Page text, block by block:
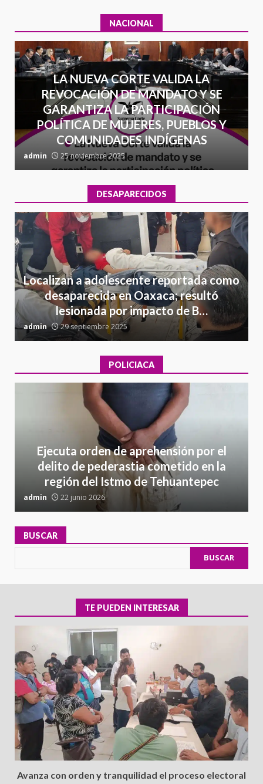
NACIONAL
LA NUEVA CORTE VALIDA LA
REVOCACIÓN DE MANDATO Y SE
GARANTIZA LA PARTICIPACIÓN
POLÍTICA DE MUJERES, PUEBLOS Y
COMUNIDADES INDÍGENAS
admin 25 noviembre 2025
DESAPARECIDOS
Localizan a adolescente reportada como
desaparecida en Oaxaca; resultó
lesionada por impacto de B…
admin 29 septiembre 2025
POLICIACA
Ejecuta orden de aprehensión por el
delito de pederastia cometido en la
región del Istmo de Tehuantepec
admin 22 junio 2026
BUSCAR
BUSCAR
TE PUEDEN INTERESAR
Avanza con orden y tranquilidad el proceso electoral